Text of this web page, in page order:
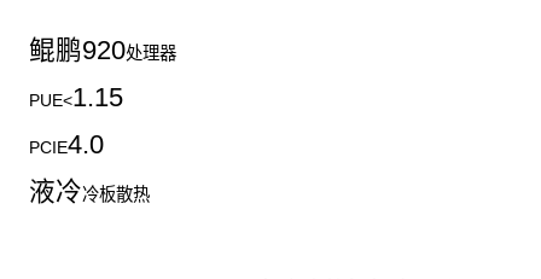
鲲鹏920处理器
PUE<1.15
PCIE4.0
液冷冷板散热